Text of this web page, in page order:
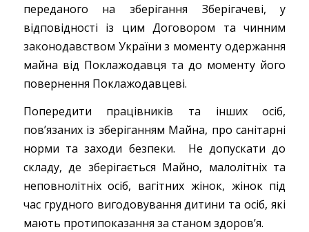
переданого на зберігання Зберігачеві, у
відповідності із цим Договором та чинним
законодавством України з моменту одержання
майна від Поклажодавця та до моменту його
повернення Поклажодавцеві.
Попередити працівників та інших осіб,
пов’язаних із зберіганням Майна, про санітарні
норми та заходи безпеки. Не допускати до
складу, де зберігається Майно, малолітніх та
неповнолітніх осіб, вагітних жінок, жінок під
час грудного вигодовування дитини та осіб, які
мають протипоказання за станом здоров’я.